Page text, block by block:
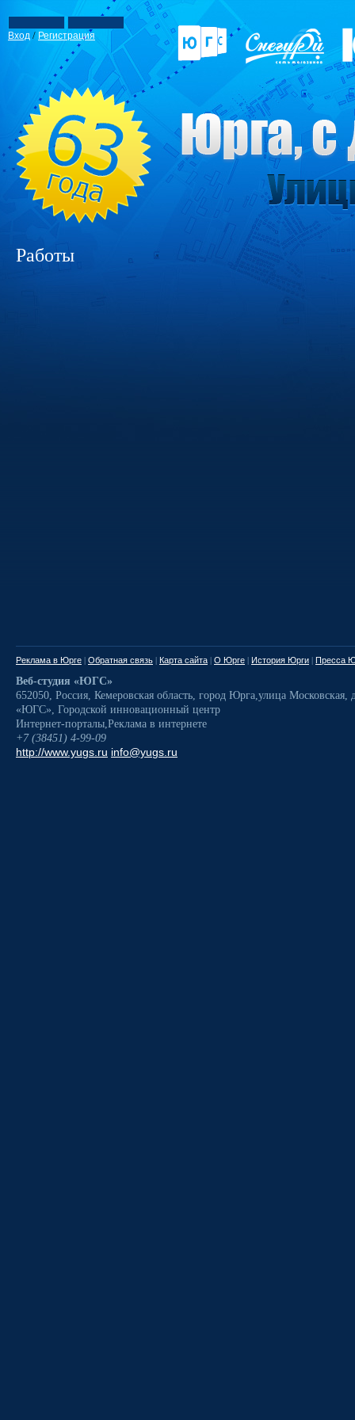
Вход / Регистрация
Работы
Реклама в Юрге | Обратная связь | Карта сайта | О Юрге | История Юрги | Пресса
Веб-студия «ЮГС»
652050, Россия, Кемеровская область, город Юрга,улица Московская,
«ЮГС», Городской инновационный центр
Интернет-порталы,Реклама в интернете
+7 (38451) 4-99-09
http://www.yugs.ru info@yugs.ru